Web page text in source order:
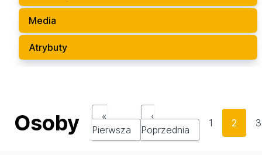
Media
Atrybuty
Osoby
«
Pierwsza
‹
Poprzednia
1 2 3